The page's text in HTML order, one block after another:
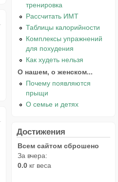
тренировка
Рассчитать ИМТ
Таблицы калорийности
Комплексы упражнений
для похудения
Как худеть нельзя
О нашем, о женском...
Почему появляются
прыщи
О семье и детях
Достижения
Всем сайтом сброшено
За вчера:
0.0 кг веса